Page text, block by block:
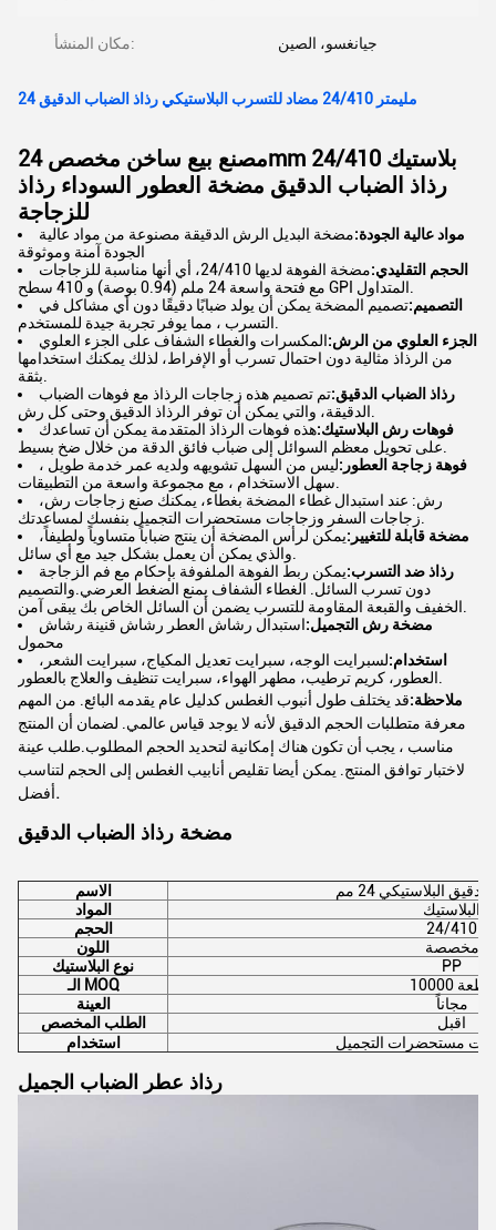
مكان المنشأ: جيانغسو، الصين
24 مليمتر 24/410 مضاد للتسرب البلاستيكي رذاذ الضباب الدقيق
مصنع بيع ساخن مخصص 24mm 24/410 بلاستيك
رذاذ الضباب الدقيق مضخة العطور السوداء رذاذ
للزجاجة
مواد عالية الجودة:مضخة البديل الرش الدقيقة مصنوعة من مواد عالية
الجودة آمنة وموثوقة
الحجم التقليدي:
مضخة الفوهة لديها 24/410، أي أنها مناسبة للزجاجات
مع فتحة واسعة 24 ملم (0.94 بوصة) و 410 سطح GPI المتداول.
التصميم:تصميم المضخة يمكن أن يولد ضبابًا دقيقًا دون أي مشاكل في
التسرب ، مما يوفر تجربة جيدة للمستخدم.
الجزء العلوي من الرش:المكسرات والغطاء الشفاف على الجزء العلوي
من الرذاذ مثالية دون احتمال تسرب أو الإفراط، لذلك يمكنك استخدامها
بثقة.
رذاذ الضباب الدقيق:تم تصميم هذه زجاجات الرذاذ مع فوهات الضباب
الدقيقة، والتي يمكن أن توفر الرذاذ الدقيق وحتى كل رش.
فوهات رش البلاستيك:هذه فوهات الرذاذ المتقدمة يمكن أن تساعدك
على تحويل معظم السوائل إلى ضباب فائق الدقة من خلال ضخ بسيط.
فوهة زجاجة العطور:ليس من السهل تشويهه ولديه عمر خدمة طويل ،
سهل الاستخدام ، مع مجموعة واسعة من التطبيقات.
رش: عند استبدال غطاء المضخة بغطاء، يمكنك صنع زجاجات رش،
زجاجات السفر وزجاجات مستحضرات التجميل بنفسك لمساعدتك.
مضخة قابلة للتغيير:يمكن لرأس المضخة أن ينتج ضباباً متساوياً ولطيفاً،
والذي يمكن أن يعمل بشكل جيد مع أي سائل.
رذاذ ضد التسرب:يمكن ربط الفوهة الملفوفة بإحكام مع فم الزجاجة
دون تسرب السائل. الغطاء الشفاف يمنع الضغط العرضي.والتصميم
الخفيف والقبعة المقاومة للتسرب يضمن أن السائل الخاص بك يبقى آمن.
مضخة رش التجميل:استبدال رشاش العطر رشاش قنينة رشاش
محمول
استخدام:لسبرايت الوجه، سبرايت تعديل المكياج، سبرايت الشعر،
العطور، كريم ترطيب، مطهر الهواء، سبرايت تنظيف والعلاج بالعطور.
ملاحظة:قد يختلف طول أنبوب الغطس كدليل عام يقدمه البائع. من المهم
معرفة متطلبات الحجم الدقيق لأنه لا يوجد قياس عالمي. لضمان أن المنتج
مناسب ، يجب أن تكون هناك إمكانية لتحديد الحجم المطلوب.طلب عينة
لاختبار توافق المنتج. يمكن أيضا تقليص أنابيب الغطس إلى الحجم لتناسب
أفضل.
مضخة رذاذ الضباب الدقيق
الاسم
البلاستيكي 24 مم
المواد
البلاستيك
الحجم
24/410
اللون
مخصصة
نوع البلاستيك
PP
الـ MOQ
10000 قطعة
العينة
مجاناً
الطلب المخصص
اقبل
استخدام مستحضرات التجميل
رذاذ عطر الضباب الجميل